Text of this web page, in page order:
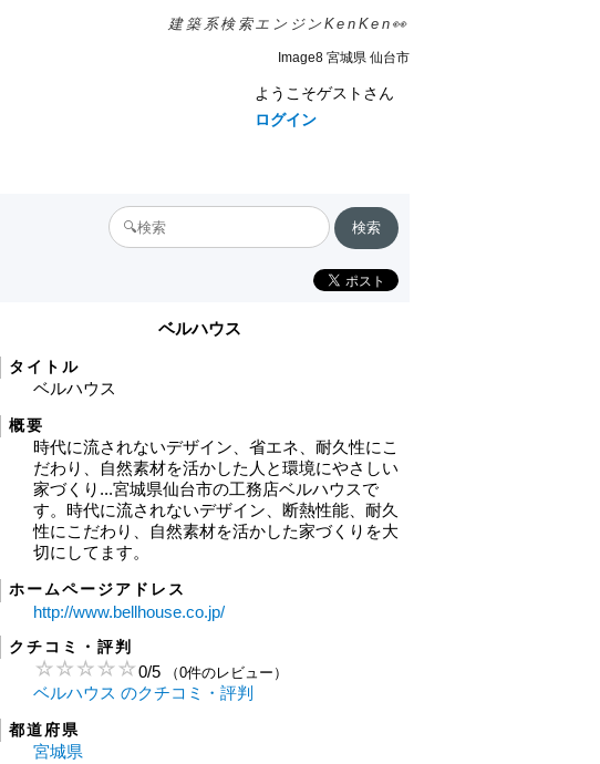
建築系検索エンジンKenKen👀
Image8 宮城県 仙台市
ようこそゲストさん
ログイン
ベルハウス
タイトル
ベルハウス
概要
時代に流されないデザイン、省エネ、耐久性にこ
だわり、自然素材を活かした人と環境にやさしい
家づくり...宮城県仙台市の工務店ベルハウスで
す。時代に流されないデザイン、断熱性能、耐久
性にこだわり、自然素材を活かした家づくりを大
切にしてます。
ホームページアドレス
http://www.bellhouse.co.jp/
クチコミ・評判
0/5 （0件のレビュー）
ベルハウス のクチコミ・評判
都道府県
宮城県